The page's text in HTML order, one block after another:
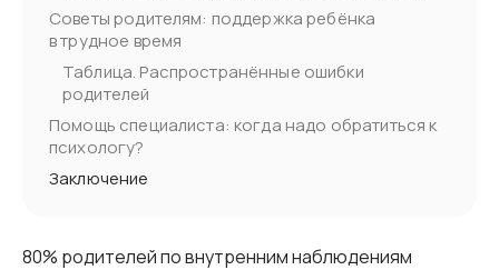
Советы родителям: поддержка ребёнка
в трудное время
Таблица. Распространённые ошибки
родителей
Помощь специалиста: когда надо обратиться к
психологу?
Заключение
80% родителей по внутренним наблюдениям